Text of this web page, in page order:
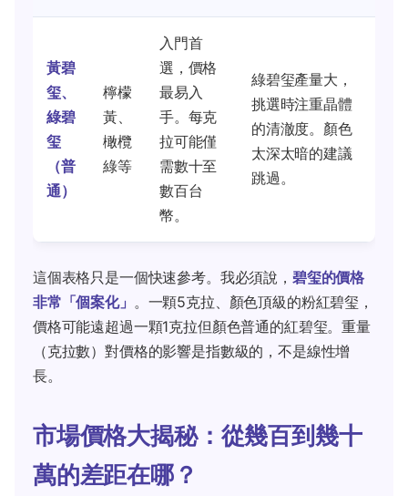
黃碧
玺、
綠碧
玺
（普
通）
檸檬
黃、
橄欖
綠等
入門首
選，價格
最易入
手。每克
拉可能僅
需數十至
數百台
幣。
綠碧玺產量大，
挑選時注重晶體
的清澈度。顏色
太深太暗的建議
跳過。
這個表格只是一個快速參考。我必須說， 碧玺的價格
非常「個案化」 。一顆5克拉、顏色頂級的粉紅碧玺，
價格可能遠超過一顆1克拉但顏色普通的紅碧玺。重量
（克拉數）對價格的影響是指數級的，不是線性增
長。
市場價格大揭秘：從幾百到幾十
萬的差距在哪？